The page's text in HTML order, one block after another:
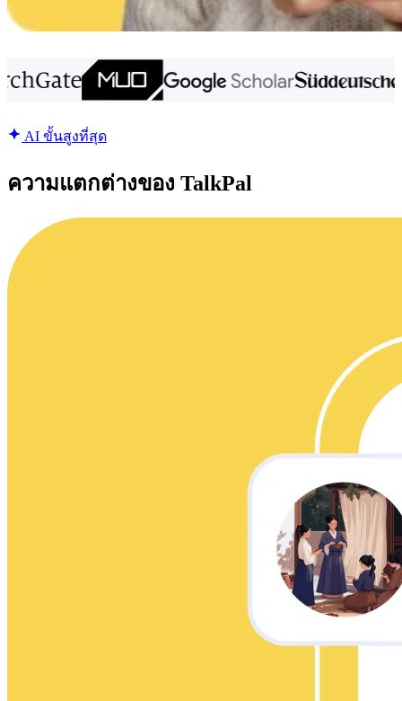
AI ขั้นสูงที่สุด
ความแตกต่างของ TalkPal